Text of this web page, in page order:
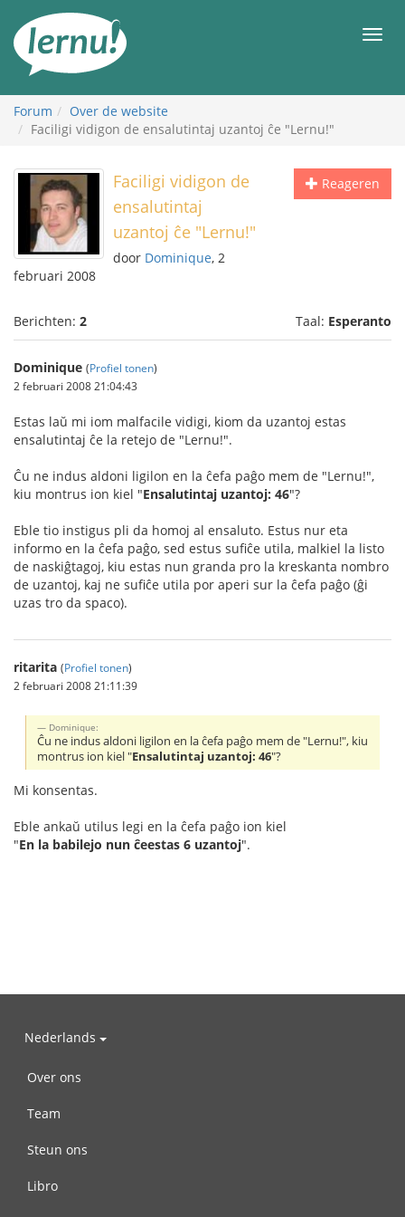
inhoud
Forum
Over de website
Faciligi vidigon de ensalutintaj uzantoj ĉe "Lernu!"
Reageren
Faciligi vidigon de
ensalutintaj
uzantoj ĉe "Lernu!"
door Dominique, 2
februari 2008
Berichten: 2 Taal: Esperanto
Dominique (Profiel tonen)
2 februari 2008 21:04:43
Estas laŭ mi iom malfacile vidigi, kiom da uzantoj estas
ensalutintaj ĉe la retejo de "Lernu!".
Ĉu ne indus aldoni ligilon en la ĉefa paĝo mem de "Lernu!",
kiu montrus ion kiel "Ensalutintaj uzantoj: 46"?
Eble tio instigus pli da homoj al ensaluto. Estus nur eta
informo en la ĉefa paĝo, sed estus sufiĉe utila, malkiel la listo
de naskiĝtagoj, kiu estas nun granda pro la kreskanta nombro
de uzantoj, kaj ne sufiĉe utila por aperi sur la ĉefa paĝo (ĝi
uzas tro da spaco).
ritarita (Profiel tonen)
2 februari 2008 21:11:39
Dominique:
Ĉu ne indus aldoni ligilon en la ĉefa paĝo mem de "Lernu!", kiu
montrus ion kiel "Ensalutintaj uzantoj: 46"?
Mi konsentas.
Eble ankaŭ utilus legi en la ĉefa paĝo ion kiel
"En la babilejo nun ĉeestas 6 uzantoj".
Nederlands
Over ons
Team
Steun ons
Libro